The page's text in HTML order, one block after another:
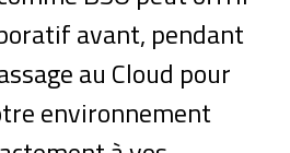
avant, pendant
au Cloud pour
environnement